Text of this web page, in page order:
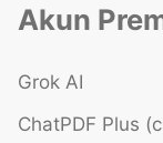
Akun
Grok AI
ChatPDF Plus